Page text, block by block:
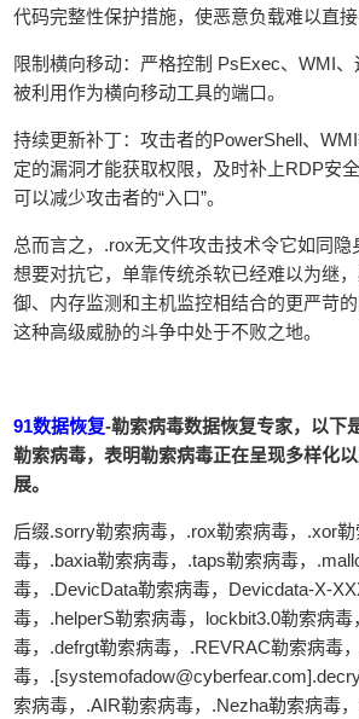
代码完整性保护措施，使恶意负载难以直接
限制横向移动‌：严格控制 ‌PsExec‌、‌WMI‌
被利用作为横向移动工具的端口。
持续更新补丁‌：攻击者的PowerShell、
定的漏洞才能获取权限，及时补上RDP安
可以减少攻击者的“入口”。
总而言之，.rox无文件攻击技术令它如同隐
想要对抗它，单靠传统杀软已经难以为继
御、内存监测和主机监控‌相结合的更严苛
这种高级威胁的斗争中处于不败之地。
91数据恢复-勒索病毒数据恢复专家，以下
勒索病毒，表明勒索病毒正在呈现多样化
展。
后缀.sorry勒索病毒，.rox勒索病毒，.xor
毒，.baxia勒索病毒，.taps勒索病毒，
毒，.DevicData勒索病毒，Devicdata-X-
毒，.helperS勒索病毒，lockbit3.0勒索病
毒，.defrgt勒索病毒，.REVRAC勒索病毒
毒，
索病毒，.AIR勒索病毒，.Nezha勒索病毒